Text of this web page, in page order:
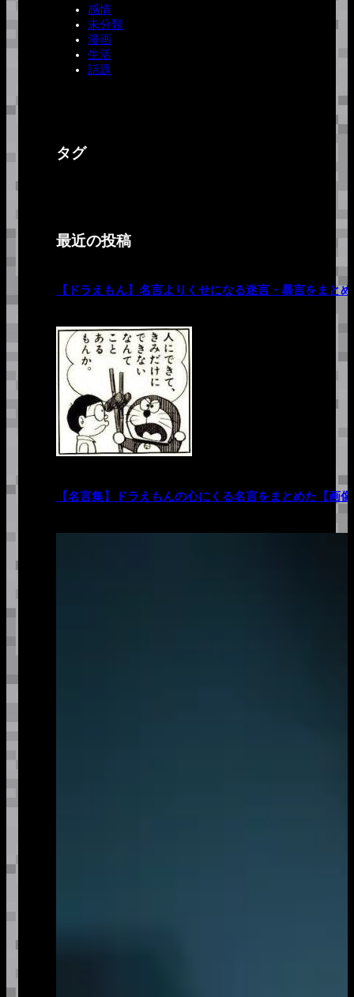
感情
未分類
漫画
生活
話題
タグ
最近の投稿
【ドラえもん】名言よりくせになる迷言・暴言をまと
【名言集】ドラえもんの心にくる名言をまとめた【画